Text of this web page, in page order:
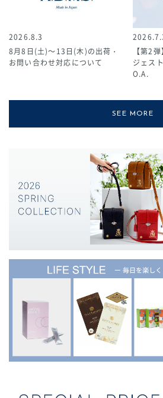
2026.8.3
8月8日(土)～13日(木)の出荷・
お問い合わせ対応について
【第2
ジェス
O.A.
SEE MORE